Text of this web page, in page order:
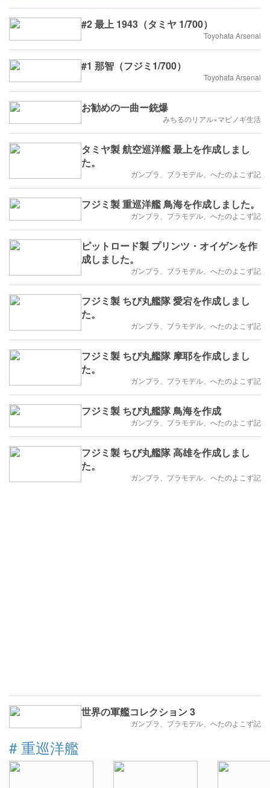
#2 最上 1943（タミヤ 1/700）
Toyohata Arsenal
#1 那智（フジミ1/700）
Toyohata Arsenal
お勧めの一曲ー銃爆
みちるのリアル×マビノギ生活
タミヤ製 航空巡洋艦 最上を作成しまし
た。
ガンプラ、プラモデル、へたのよこず記
フジミ製 重巡洋艦 鳥海を作成しました。
ガンプラ、プラモデル、へたのよこず記
ピットロード製 プリンツ・オイゲンを作
成しました。
ガンプラ、プラモデル、へたのよこず記
フジミ製 ちび丸艦隊 愛宕を作成しまし
た。
ガンプラ、プラモデル、へたのよこず記
フジミ製 ちび丸艦隊 摩耶を作成しまし
た。
ガンプラ、プラモデル、へたのよこず記
フジミ製 ちび丸艦隊 鳥海を作成
ガンプラ、プラモデル、へたのよこず記
フジミ製 ちび丸艦隊 高雄を作成しまし
た。
ガンプラ、プラモデル、へたのよこず記
世界の軍艦コレクション 3
ガンプラ、プラモデル、へたのよこず記
# 重巡洋艦